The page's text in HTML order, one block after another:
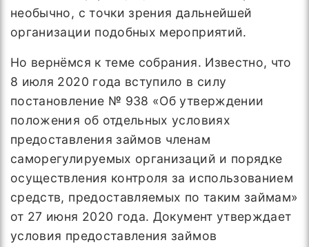
необычно, с точки зрения дальнейшей
организации подобных мероприятий.
Но вернёмся к теме собрания. Известно, что
8 июля 2020 года вступило в силу
постановление № 938 «Об утверждении
положения об отдельных условиях
предоставления займов членам
саморегулируемых организаций и порядке
осуществления контроля за использованием
средств, предоставляемых по таким займам»
от 27 июня 2020 года. Документ утверждает
условия предоставления займов